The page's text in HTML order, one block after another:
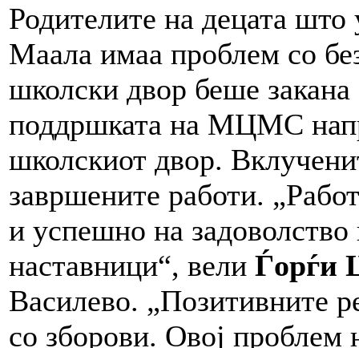
Родителите на децата
Маала имаа проблем со
школски двор беше
поддршката на МЦМС
школскиот двор.
завршените работи.
и успешно на
наставници“, вели Ѓорѓи
Василево. „Позитивните
со зборови. Овој проблем